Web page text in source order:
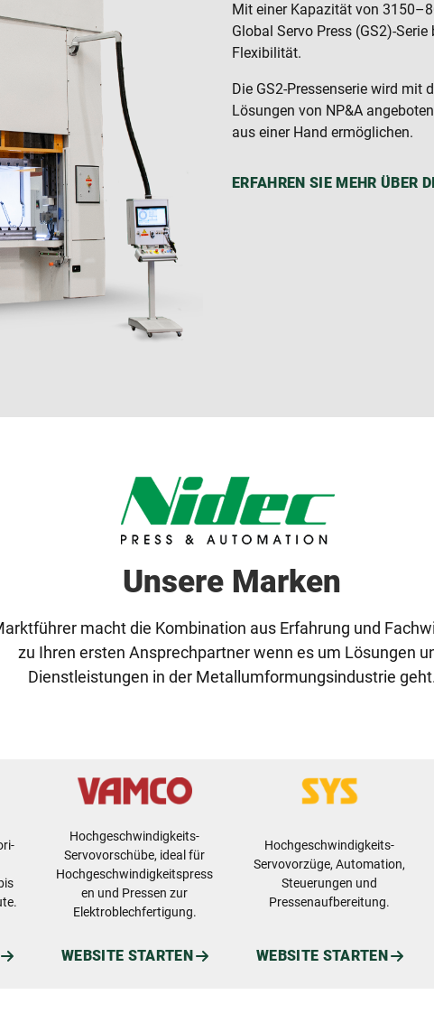
Mit einer Kapazität von
Global Servo Press (GS2)-
Flexibilität.
Die GS2-Pressenserie wird mit
Lösungen von NP&A
aus einer Hand ermöglichen.
ERFAHREN SIE MEHR ÜBER
Unsere Marken
macht die Kombination aus Erfahrung und
zu Ihren ersten Ansprechpartner wenn es um Lösungen
Dienstleistungen in der Metallumformungsindustrie
Hochgeschwindigkeits-
Servovorschübe, ideal für
Hochgeschwindigkeitspress
en und Pressen zur
Elektroblechfertigung.
WEBSITE STARTEN
Hochgeschwindigkeits-
Servovorzüge, Automation,
Steuerungen und
Pressenaufbereitung.
WEBSITE STARTEN